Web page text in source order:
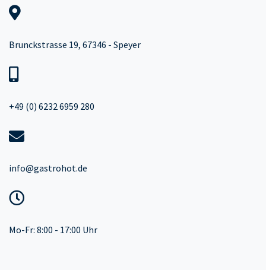
Brunckstrasse 19, 67346 - Speyer
+49 (0) 6232 6959 280
info@gastrohot.de
Mo-Fr: 8:00 - 17:00 Uhr